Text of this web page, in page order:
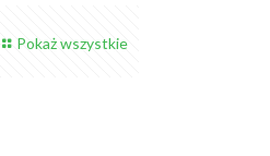
Pokaż wszystkie